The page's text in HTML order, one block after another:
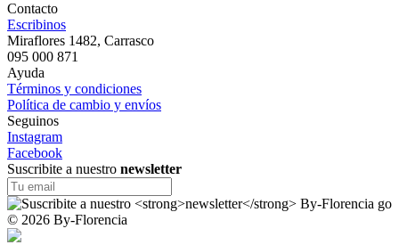
Contacto
Escribinos
Miraflores 1482, Carrasco
095 000 871
Ayuda
Términos y condiciones
Política de cambio y envíos
Seguinos
Instagram
Facebook
Suscribite a nuestro newsletter
© 2026 By-Florencia